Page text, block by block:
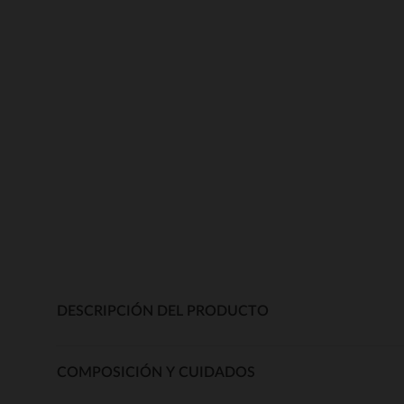
DESCRIPCIÓN DEL PRODUCTO
COMPOSICIÓN Y CUIDADOS